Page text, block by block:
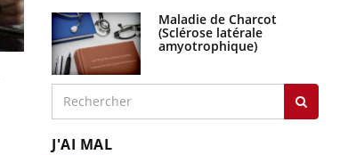
Pourquoi votre ventre gâche-t-il les
premiers jours de vos vacances ?
Maladie de Charcot
(Sclérose latérale
amyotrophique)
J'AI MAL